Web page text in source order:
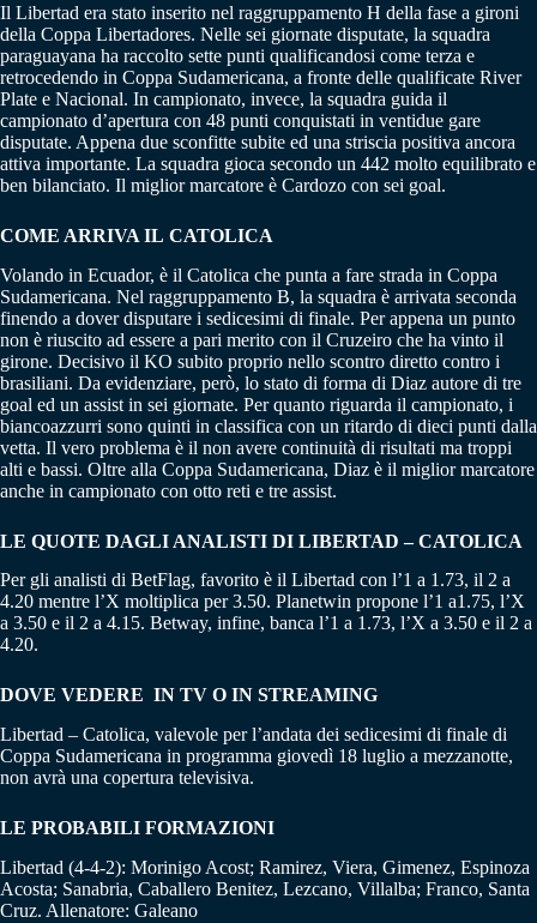
Il Libertad era stato inserito nel raggruppamento H della fase a gironi
della Coppa Libertadores. Nelle sei giornate disputate, la squadra
paraguayana ha raccolto sette punti qualificandosi come terza e
retrocedendo in Coppa Sudamericana, a fronte delle qualificate River
Plate e Nacional. In campionato, invece, la squadra guida il
campionato d’apertura con 48 punti conquistati in ventidue gare
disputate. Appena due sconfitte subite ed una striscia positiva ancora
attiva importante. La squadra gioca secondo un 442 molto equilibrato e
ben bilanciato. Il miglior marcatore è Cardozo con sei goal.
COME ARRIVA IL CATOLICA
Volando in Ecuador, è il Catolica che punta a fare strada in Coppa
Sudamericana. Nel raggruppamento B, la squadra è arrivata seconda
finendo a dover disputare i sedicesimi di finale. Per appena un punto
non è riuscito ad essere a pari merito con il Cruzeiro che ha vinto il
girone. Decisivo il KO subito proprio nello scontro diretto contro i
brasiliani. Da evidenziare, però, lo stato di forma di Diaz autore di tre
goal ed un assist in sei giornate. Per quanto riguarda il campionato, i
biancoazzurri sono quinti in classifica con un ritardo di dieci punti dalla
vetta. Il vero problema è il non avere continuità di risultati ma troppi
alti e bassi. Oltre alla Coppa Sudamericana, Diaz è il miglior marcatore
anche in campionato con otto reti e tre assist.
LE QUOTE DAGLI ANALISTI DI LIBERTAD – CATOLICA
Per gli analisti di BetFlag, favorito è il Libertad con l’1 a 1.73, il 2 a
4.20 mentre l’X moltiplica per 3.50. Planetwin propone l’1 a1.75, l’X
a 3.50 e il 2 a 4.15. Betway, infine, banca l’1 a 1.73, l’X a 3.50 e il 2 a
4.20.
DOVE VEDERE IN TV O IN STREAMING
Libertad – Catolica, valevole per l’andata dei sedicesimi di finale di
Coppa Sudamericana in programma giovedì 18 luglio a mezzanotte,
non avrà una copertura televisiva.
LE PROBABILI FORMAZIONI
Libertad (4-4-2): Morinigo Acost; Ramirez, Viera, Gimenez, Espinoza
Acosta; Sanabria, Caballero Benitez, Lezcano, Villalba; Franco, Santa
Cruz. Allenatore: Galeano